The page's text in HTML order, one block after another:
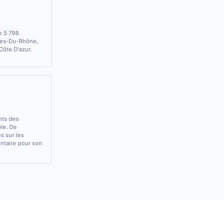
5 798
Du-Rhône,
D'azur.
des
De
sur les
pour son